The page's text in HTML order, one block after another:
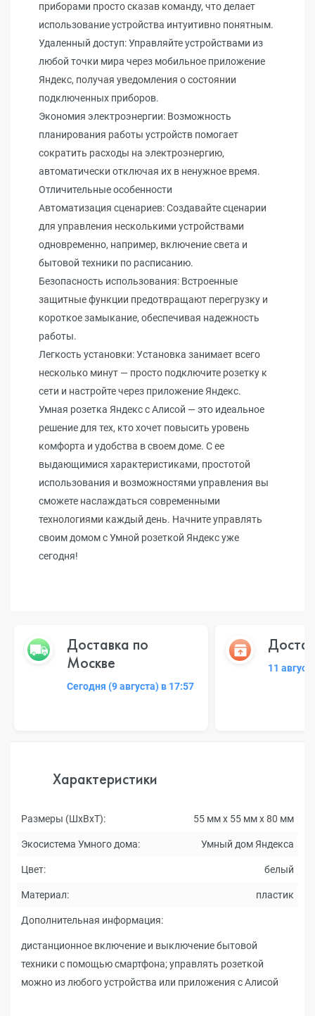
приборами просто сказав команду, что делает
использование устройства интуитивно понятным.
Удаленный доступ: Управляйте устройствами из
любой точки мира через мобильное приложение
Яндекс, получая уведомления о состоянии
подключенных приборов.
Экономия электроэнергии: Возможность
планирования работы устройств помогает
сократить расходы на электроэнергию,
автоматически отключая их в ненужное время.
Отличительные особенности
Автоматизация сценариев: Создавайте сценарии
для управления несколькими устройствами
одновременно, например, включение света и
бытовой техники по расписанию.
Безопасность использования: Встроенные
защитные функции предотвращают перегрузку и
короткое замыкание, обеспечивая надежность
работы.
Легкость установки: Установка занимает всего
несколько минут — просто подключите розетку к
сети и настройте через приложение Яндекс.
Умная розетка Яндекс с Алисой — это идеальное
решение для тех, кто хочет повысить уровень
комфорта и удобства в своем доме. С ее
выдающимися характеристиками, простотой
использования и возможностями управления вы
сможете наслаждаться современными
технологиями каждый день. Начните управлять
своим домом с Умной розеткой Яндекс уже
сегодня!
Доставка по
Москве
Сегодня (9 августа) в 17:57
11
Характеристики
Размеры (ШxВxТ): 55 мм х 55 мм х 80 мм
Экосистема Умного дома: Умный дом Яндекса
Цвет: белый
Материал: пластик
Дополнительная информация:
дистанционное включение и выключение бытовой
техники с помощью смартфона; управлять розеткой
можно из любого устройства или приложения с Алисой